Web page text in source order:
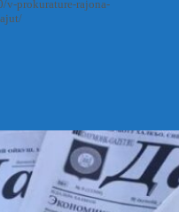
prokurature-rajona-